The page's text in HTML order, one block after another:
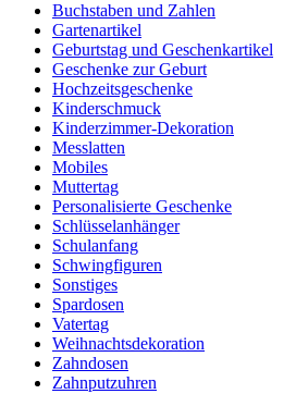
Buchstaben und Zahlen
Gartenartikel
Geburtstag und Geschenkartikel
Geschenke zur Geburt
Hochzeitsgeschenke
Kinderschmuck
Kinderzimmer-Dekoration
Messlatten
Mobiles
Muttertag
Personalisierte Geschenke
Schlüsselanhänger
Schulanfang
Schwingfiguren
Sonstiges
Spardosen
Vatertag
Weihnachtsdekoration
Zahndosen
Zahnputzuhren